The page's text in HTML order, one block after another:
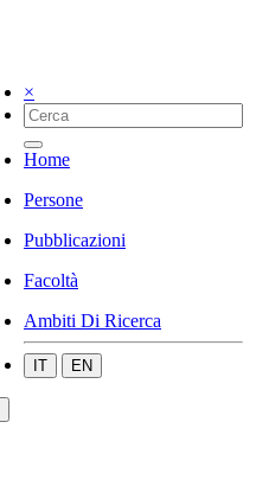
×
Home
Persone
Pubblicazioni
Facoltà
Ambiti Di Ricerca
IT EN